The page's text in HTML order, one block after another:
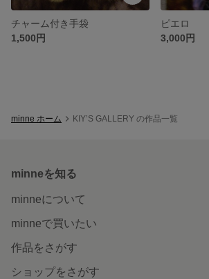
チャーム付き手袋
1,500円
ピエロ
3,000円
minne ホーム KIY’S GALLERY の作品一覧
minneを知る
minneについて
minneで買いたい
作品をさがす
ショップをさがす